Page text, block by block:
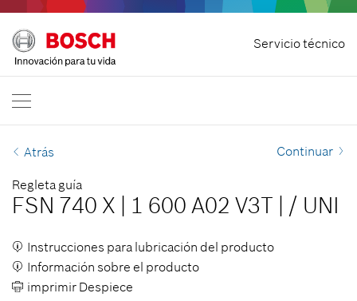
Servicio técnico
Desistir del contratoInicio
Bosch Professional
Contacto
Atrás Continuar
Regleta guía
FSN 740 X 1 600 A02 V3T / UNI
Instrucciones para lubricación del producto
Información sobre el producto
imprimir Despiece